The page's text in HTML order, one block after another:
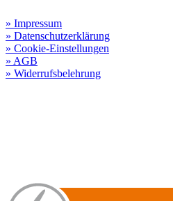
» Impressum
» Datenschutzerklärung
» Cookie-Einstellungen
» AGB
» Widerrufsbelehrung